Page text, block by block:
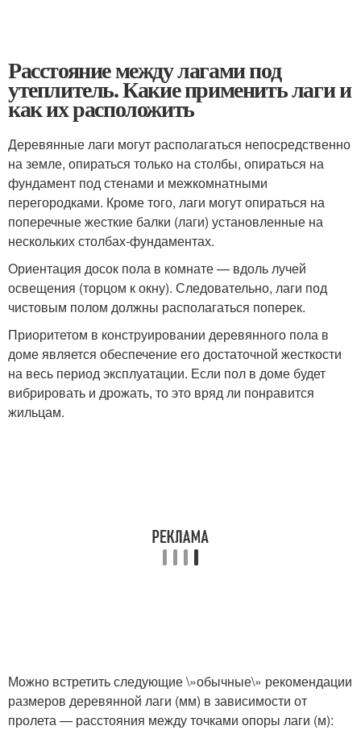
Расстояние между лагами под
утеплитель. Какие применить лаги и
как их расположить
Деревянные лаги могут располагаться непосредственно
на земле, опираться только на столбы, опираться на
фундамент под стенами и межкомнатными
перегородками. Кроме того, лаги могут опираться на
поперечные жесткие балки (лаги) установленные на
нескольких столбах-фундаментах.
Ориентация досок пола в комнате — вдоль лучей
освещения (торцом к окну). Следовательно, лаги под
чистовым полом должны располагаться поперек.
Приоритетом в конструировании деревянного пола в
доме является обеспечение его достаточной жесткости
на весь период эксплуатации. Если пол в доме будет
вибрировать и дрожать, то это вряд ли понравится
жильцам.
Можно встретить следующие \»обычные\» рекомендации
размеров деревянной лаги (мм) в зависимости от
пролета — расстояния между точками опоры лаги (м):